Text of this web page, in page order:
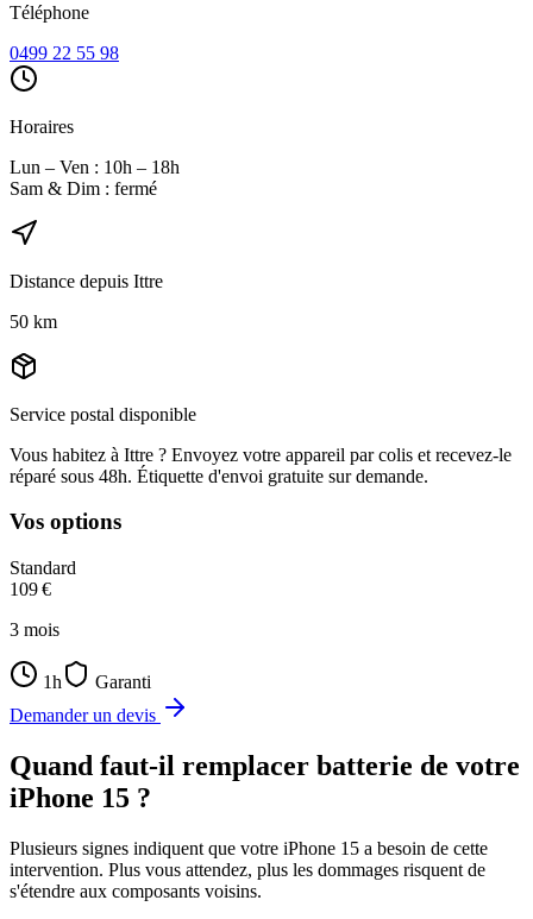
Téléphone
0499 22 55 98
Horaires
Lun – Ven : 10h – 18h
Sam & Dim : fermé
Distance depuis Ittre
50 km
Service postal disponible
Vous habitez à Ittre ? Envoyez votre appareil par colis et recevez-le
réparé sous 48h. Étiquette d'envoi gratuite sur demande.
Vos options
Standard
109€
3 mois
1h
Garanti
Demander un devis
Quand faut-il remplacer batterie de votre
iPhone 15 ?
Plusieurs signes indiquent que votre iPhone 15 a besoin de cette
intervention. Plus vous attendez, plus les dommages risquent de
s'étendre aux composants voisins.